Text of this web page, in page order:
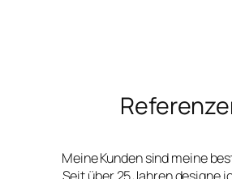
Meine Kunden sind meine
Seit über 25 Jahren designe